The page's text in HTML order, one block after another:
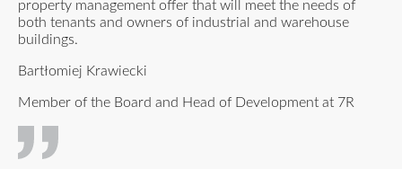
property management offer that will meet the needs of
both tenants and owners of industrial and warehouse
buildings.
Bartłomiej Krawiecki
Member of the Board and Head of Development at 7R